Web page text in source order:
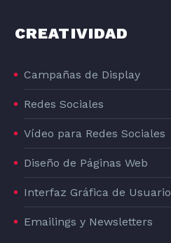
CREATIVIDAD
Campañas de Display
Redes Sociales
Vídeo para Redes Sociales
Diseño de Páginas Web
Interfaz Gráfica de Usuario
Emailings y Newsletters